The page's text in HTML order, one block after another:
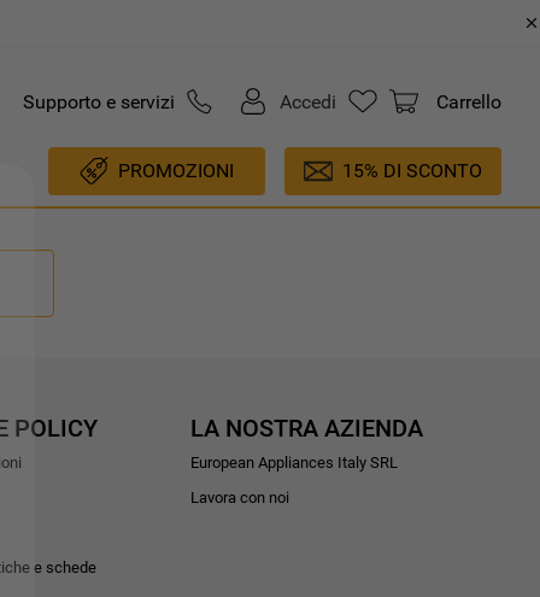
Supporto e servizi Accedi Carrello
PROMOZIONI 15% DI SCONTO
POLICY
e schede
LA NOSTRA AZIENDA
European Appliances Italy SRL
Lavora con noi